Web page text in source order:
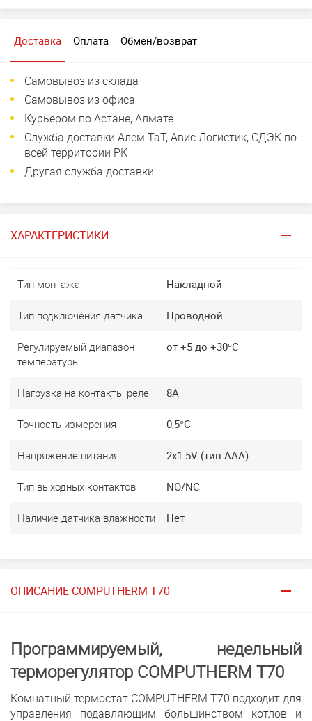
Доставка Оплата Обмен/возврат
Самовывоз из склада
Самовывоз из офиса
Курьером по Астане, Алмате
Служба доставки Алем ТаТ, Авис Логистик, СДЭК по
всей территории РК
Другая служба доставки
ХАРАКТЕРИСТИКИ
Тип монтажа Накладной
Тип подключения датчика Проводной
Регулируемый диапазон
температуры
от +5 до +30°C
Нагрузка на контакты реле 8A
Точность измерения 0,5°C
Напряжение питания 2x1.5V (тип ААА)
Тип выходных контактов NO/NC
Наличие датчика влажности Нет
ОПИСАНИЕ COMPUTHERM T70
Программируемый, недельный
терморегулятор COMPUTHERM T70
Комнатный термостат COMPUTHERM T70 подходит для
управления подавляющим большинством котлов и